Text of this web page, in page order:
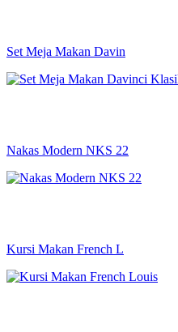
Set Meja Makan Davin
Nakas Modern NKS 22
Kursi Makan French L